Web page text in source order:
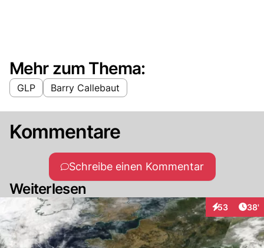
Mehr zum Thema:
GLP Barry Callebaut
Kommentare
Schreibe einen Kommentar
Weiterlesen
53
Interaktionen
38'